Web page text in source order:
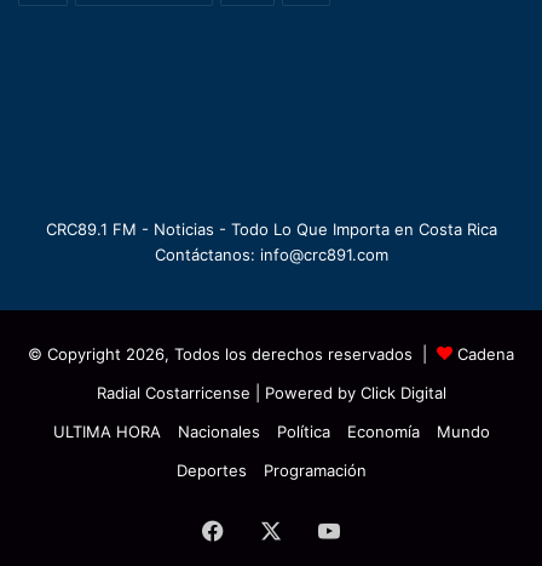
CRC89.1 FM - Noticias - Todo Lo Que Importa en Costa Rica
Contáctanos: info@crc891.com
© Copyright 2026, Todos los derechos reservados |
Cadena
Radial Costarricense | Powered by Click Digital
ULTIMA HORA
Nacionales Política Economía
Mundo
Deportes
Programación
Facebook YouTube